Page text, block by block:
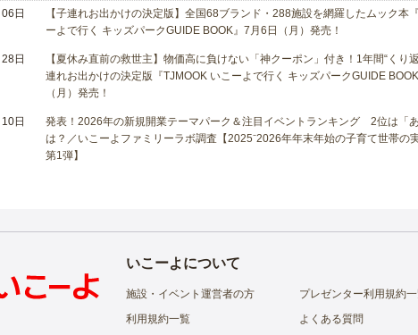
日
【子連れお出かけの決定版】全国68ブランド・288施設を網羅したムック本
ーよで行く キッズパークGUIDE BOOK』7月6日（月）発売！
日
【夏休み直前の救世主】物価高に負けない「神クーポン」付き！1年間“くり
連れお出かけの決定版『TJMOOK いこーよで行く キッズパークGUIDE
（月）発売！
日
発表！2026年の新規開業テーマパーク＆注目イベントランキング 2位は「
は？／いこーよファミリーラボ調査【2025⁻2026年年末年始の子育て世帯の
第1弾】
いこーよについて
施設・イベント運営者の方
プレゼンター利用規約
利用規約一覧
よくある質問